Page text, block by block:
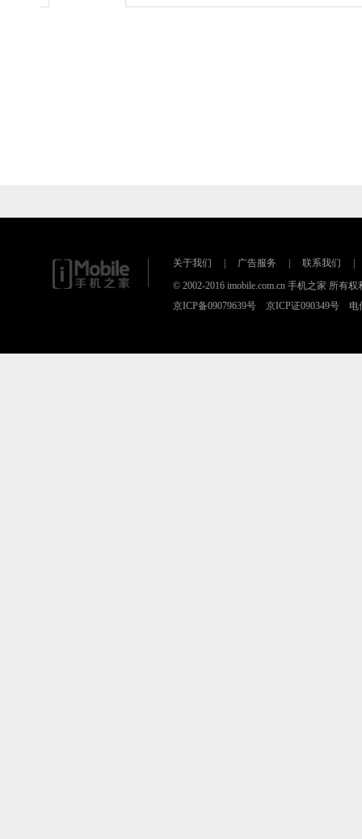
关于我们 广告服务 联系我们
© 2002-2016 imobile.com.cn 手机之家 所有
京ICP备09079639号 京ICP证090349号 电